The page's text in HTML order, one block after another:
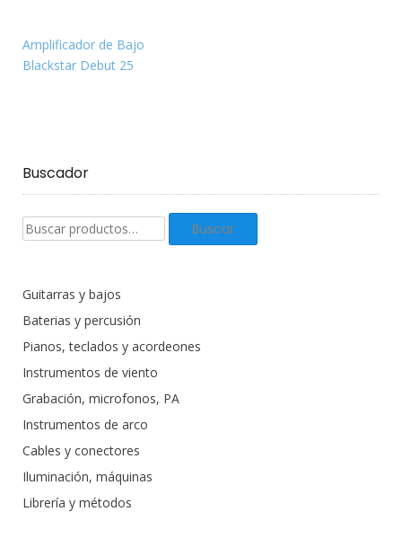
Amplificador de Bajo
Blackstar Debut 25
Buscador
Buscar
productos:
Buscar
Guitarras y bajos
Baterias y percusión
Pianos, teclados y acordeones
Instrumentos de viento
Grabación, microfonos, PA
Instrumentos de arco
Cables y conectores
Iluminación, máquinas
Librería y métodos